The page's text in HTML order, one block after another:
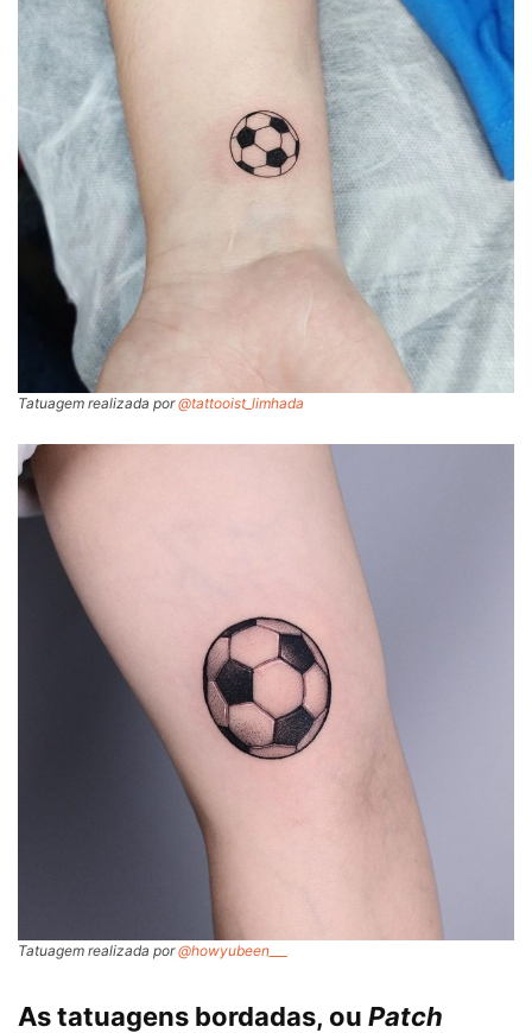
Tatuagem realizada por@tattooist_limhada
Tatuagem realizada por@howyubeen___
As tatuagens bordadas, ou Patch